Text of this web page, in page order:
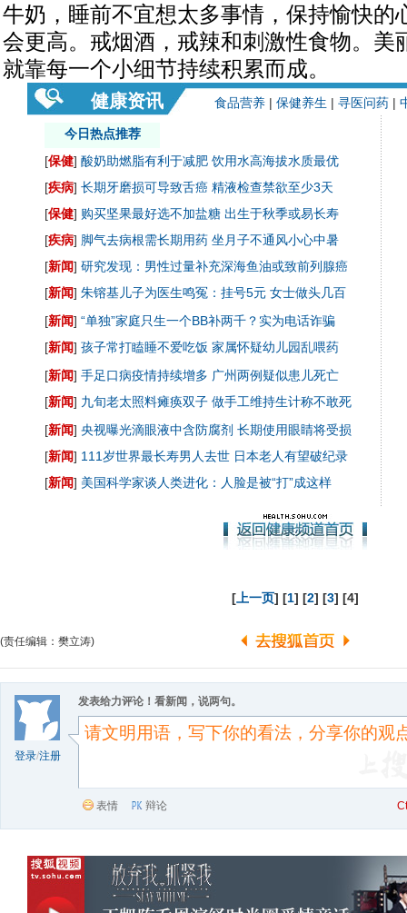
牛奶，睡前不宜想太多事情，保持愉快的
会更高。戒烟酒，戒辣和刺激性食物。美
就靠每一个小细节持续积累而成。
健康资讯 食品营养 | 保健养生 | 寻医问药 |
今日热点推荐
[保健] 酸奶助燃脂有利于减肥 饮用水高海拔水质最优
[疾病] 长期牙磨损可导致舌癌 精液检查禁欲至少3天
[保健] 购买坚果最好选不加盐糖 出生于秋季或易长寿
[疾病] 脚气去病根需长期用药 坐月子不通风小心中暑
[新闻] 研究发现：男性过量补充深海鱼油或致前列腺癌
[新闻] 朱镕基儿子为医生鸣冤：挂号5元 女士做头几百
[新闻] “单独”家庭只生一个BB补两千？实为电话诈骗
[新闻] 孩子常打瞌睡不爱吃饭 家属怀疑幼儿园乱喂药
[新闻] 手足口病疫情持续增多 广州两例疑似患儿死亡
[新闻] 九旬老太照料瘫痪双子 做手工维持生计称不敢死
[新闻] 央视曝光滴眼液中含防腐剂 长期使用眼睛将受损
[新闻] 111岁世界最长寿男人去世 日本老人有望破纪录
[新闻] 美国科学家谈人类进化：人脸是被“打”成这样
[ 上一页] [1] [2] [3] [4]
(责任编辑：樊立涛)
登录/注册
发表给力评论！看新闻，说两句。
表情 辩论